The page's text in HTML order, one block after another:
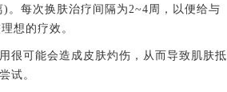
。每次换肤治疗间隔为2~4周，以便给与
想的疗效。
可能会造成皮肤灼伤，从而导致肌肤抵
试。